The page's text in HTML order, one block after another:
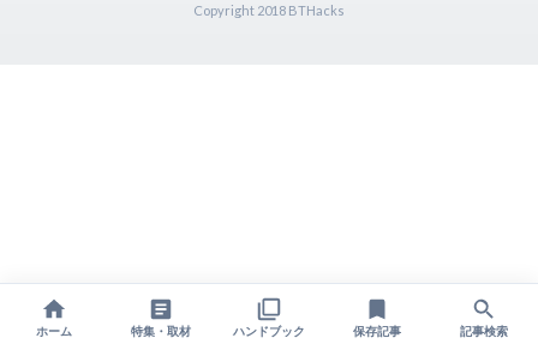
Copyright 2018 BTHacks
ホーム 特集・取材 ハンドブック 保存記事 記事検索